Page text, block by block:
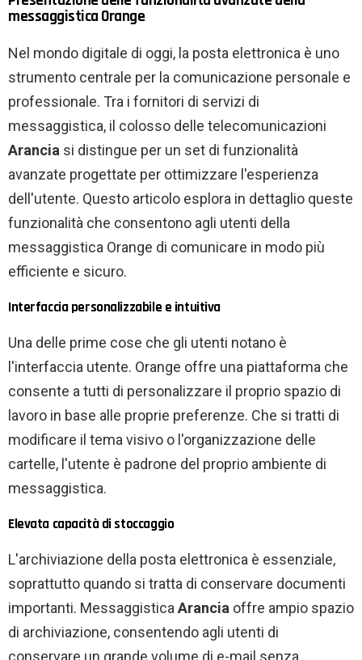
messaggistica Orange
Nel mondo digitale di oggi, la posta elettronica è uno
strumento centrale per la comunicazione personale e
professionale. Tra i fornitori di servizi di
messaggistica, il colosso delle telecomunicazioni
Arancia si distingue per un set di funzionalità
avanzate progettate per ottimizzare l'esperienza
dell'utente. Questo articolo esplora in dettaglio queste
funzionalità che consentono agli utenti della
messaggistica Orange di comunicare in modo più
efficiente e sicuro.
Interfaccia personalizzabile e intuitiva
Una delle prime cose che gli utenti notano è
l'interfaccia utente. Orange offre una piattaforma che
consente a tutti di personalizzare il proprio spazio di
lavoro in base alle proprie preferenze. Che si tratti di
modificare il tema visivo o l'organizzazione delle
cartelle, l'utente è padrone del proprio ambiente di
messaggistica.
Elevata capacità di stoccaggio
L'archiviazione della posta elettronica è essenziale,
soprattutto quando si tratta di conservare documenti
importanti. MessaggisticaArancia offre ampio spazio
di archiviazione, consentendo agli utenti di